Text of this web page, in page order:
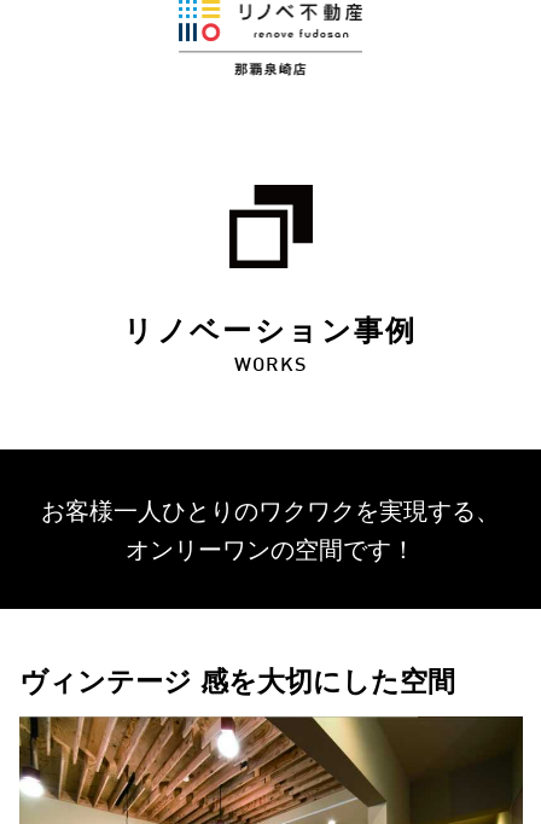
リノベーション事例
WORKS
お客様一人ひとりのワクワクを実現する、
オンリーワンの空間です！
ヴィンテージ 感を大切にした空間